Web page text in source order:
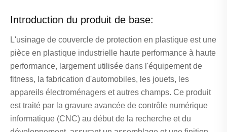
Introduction du produit de base:
L'usinage de couvercle de protection en plastique est une
pièce en plastique industrielle haute performance à haute
performance, largement utilisée dans l'équipement de
fitness, la fabrication d'automobiles, les jouets, les
appareils électroménagers et autres champs. Ce produit
est traité par la gravure avancée de contrôle numérique
informatique (CNC) au début de la recherche et du